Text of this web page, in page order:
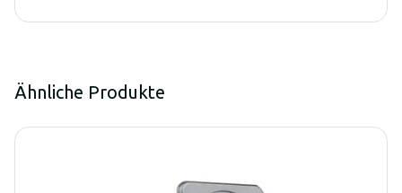
Ähnliche Produkte